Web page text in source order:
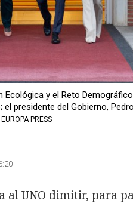
y el Reto
presidente del Gobierno,
EUROPA PRESS
al UNO dimitir, para